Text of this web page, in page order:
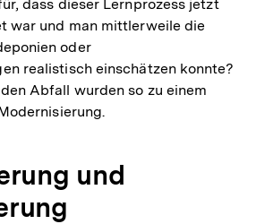
dass dieser Lernprozess jetzt
war und man mittlerweile die
oder
realistisch einschätzen konnte?
Abfall wurden so zu einem
und